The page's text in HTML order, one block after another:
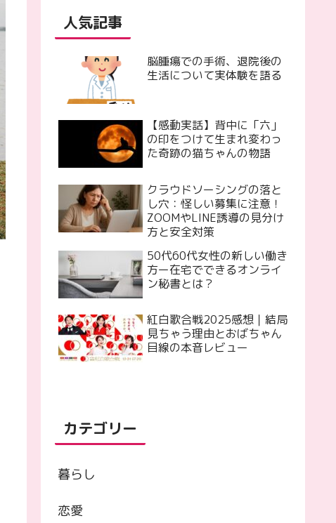
人気記事
脳腫瘍での手術、退院後の
生活について実体験を語る
【感動実話】背中に「六」
の印をつけて生まれ変わっ
た奇跡の猫ちゃんの物語
クラウドソーシングの落と
し穴：怪しい募集に注意！
ZOOMやLINE誘導の見分け
方と安全対策
50代60代女性の新しい働き
方ー在宅でできるオンライ
ン秘書とは？
紅白歌合戦2025感想｜結局
見ちゃう理由とおばちゃん
目線の本音レビュー
カテゴリー
暮らし
恋愛